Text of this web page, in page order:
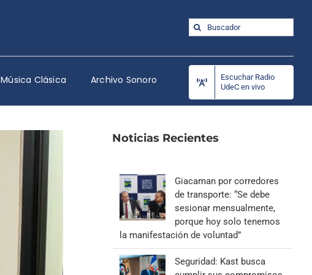
Buscar:
Música Clásica Archivo Sonoro
Escuchar Radio
UdeC en vivo
Noticias Recientes
Giacaman por corredores
de transporte: “Se debe
sesionar mensualmente,
porque hoy solo tenemos
la manifestación de voluntad”
Seguridad: Kast busca